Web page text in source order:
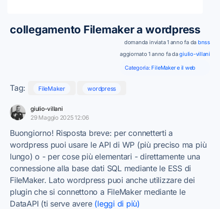
collegamento Filemaker a wordpress
domanda inviata 1 anno fa da bnss
aggiornato 1 anno fa dagiulio-villani
Categoria: FileMaker e il web
Tag: FileMaker wordpress
giulio-villani
29 Maggio 2025 12:06
Buongiorno! Risposta breve: per connetterti a
wordpress puoi usare le API di WP (più preciso ma più
lungo) o - per cose più elementari - direttamente una
connessione alla base dati SQL mediante le ESS di
FileMaker. Lato wordpress puoi anche utilizzare dei
plugin che si connettono a FileMaker mediante le
DataAPI (ti serve avere (leggi di più)